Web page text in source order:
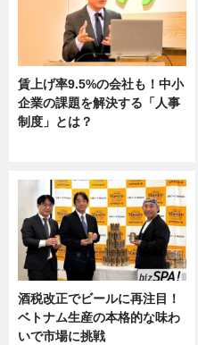
賃上げ率9.5%の会社も！中小
企業の課題を解決する「人事
制度」とは？
酒税改正でビールに再注目！
ベトナム生産の本格的な味わ
いで市場に挑戦